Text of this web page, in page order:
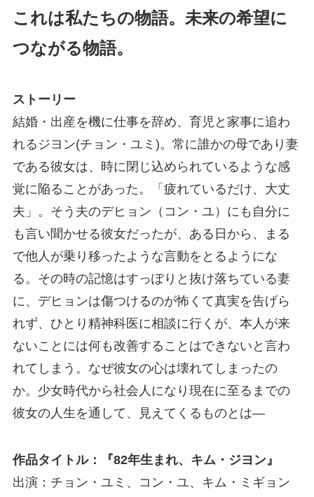
これは私たちの物語。未来の希望に
つながる物語。
ストーリー
結婚・出産を機に仕事を辞め、育児と家事に追わ
れるジヨン(チョン・ユミ)。常に誰かの母であり妻
である彼女は、時に閉じ込められているような感
覚に陥ることがあった。「疲れているだけ、大丈
夫」。そう夫のデヒョン（コン・ユ）にも自分に
も言い聞かせる彼女だったが、ある日から、まる
で他人が乗り移ったような言動をとるようにな
る。その時の記憶はすっぽりと抜け落ちている妻
に、デヒョンは傷つけるのが怖くて真実を告げら
れず、ひとり精神科医に相談に行くが、本人が来
ないことには何も改善することはできないと言わ
れてしまう。なぜ彼女の心は壊れてしまったの
か。少女時代から社会人になり現在に至るまでの
彼女の人生を通して、見えてくるものとは—
作品タイトル：『82年生まれ、キム・ジヨン』
出演：チョン・ユミ、コン・ユ、キム・ミギョン